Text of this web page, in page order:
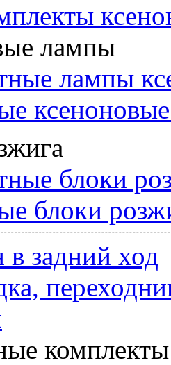
лампы
лампы
блоки
блоки
в задний ход
комплекты